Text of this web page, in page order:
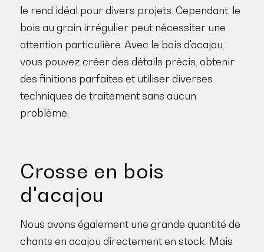
le rend idéal pour divers projets. Cependant, le
bois au grain irrégulier peut nécessiter une
attention particulière. Avec le bois d'acajou,
vous pouvez créer des détails précis, obtenir
des finitions parfaites et utiliser diverses
techniques de traitement sans aucun
problème.
Crosse en bois
d'acajou
Nous avons également une grande quantité de
chants en acajou directement en stock. Mais